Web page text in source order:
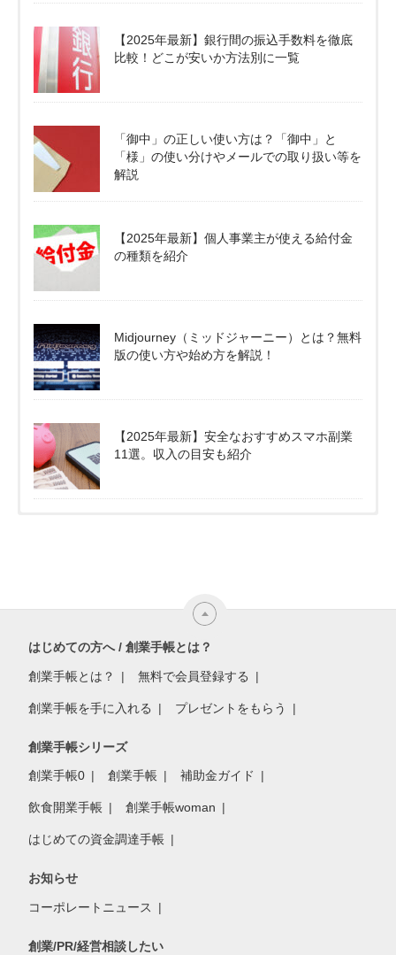
【2025年最新】銀行間の振込手数料を徹底
比較！どこが安いか方法別に一覧
「御中」の正しい使い方は？「御中」と
「様」の使い分けやメールでの取り扱い等を
解説
【2025年最新】個人事業主が使える給付金
の種類を紹介
Midjourney（ミッドジャーニー）とは？無料
版の使い方や始め方を解説！
【2025年最新】安全なおすすめスマホ副業
11選。収入の目安も紹介
はじめての方へ / 創業手帳とは？
創業手帳とは？ 無料で会員登録する
創業手帳を手に入れる プレゼントをもらう
創業手帳シリーズ
創業手帳0 創業手帳 補助金ガイド
飲食開業手帳 創業手帳woman
はじめての資金調達手帳
お知らせ
コーポレートニュース
創業/PR/経営相談したい